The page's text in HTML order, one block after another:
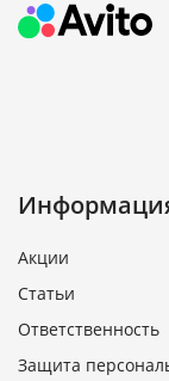
Акции
Статьи
Ответственность
Защита